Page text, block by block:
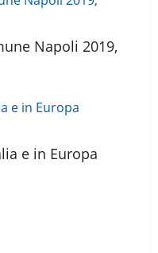
Napoli 2019,
e in Europa